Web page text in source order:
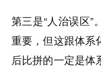
第三是“人治误区”
重要，但这跟体系
后比拼的一定是体